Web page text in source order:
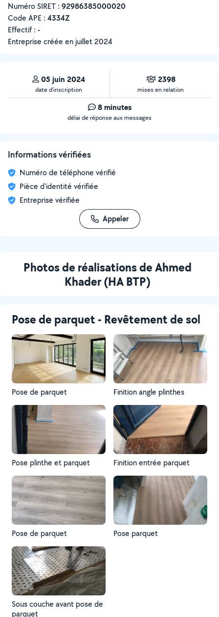
Numéro SIRET : ‍92986385000020
Code APE : 4334Z
Effectif : -
Entreprise créée en juillet 2024
05 juin 2024
date d’inscription
2398
mises en relation
8 minutes
délai de réponse aux messages
Informations vérifiées
Numéro de téléphone vérifié
Pièce d'identité vérifiée
Entreprise vérifiée
Appeler
Photos de réalisations de Ahmed
Khader (HA BTP)
Pose de parquet - Revêtement de sol
Pose de parquet Finition angle plinthes
Pose plinthe et parquet Finition entrée parquet
Pose de parquet Pose parquet
Sous couche avant pose de
parquet